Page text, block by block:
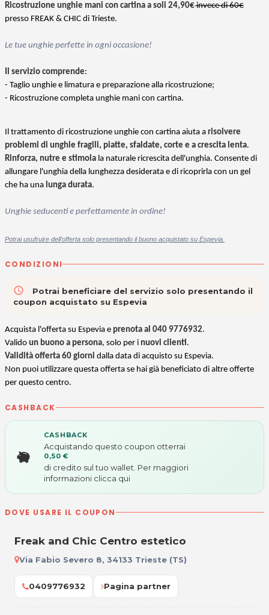
Ricostruzione unghie mani con cartina a soli 24,90€ invece di 60€
presso FREAK & CHIC di Trieste.
Le tue unghie perfette in ogni occasione!
Il servizio comprende:
- Taglio unghie e limatura e preparazione alla ricostruzione;
- Ricostruzione completa unghie mani con cartina.
Il trattamento di ricostruzione unghie con cartina aiuta a risolvere
problemi di unghie fragili, piatte, sfaldate, corte e a crescita lenta.
Rinforza, nutre e stimola la naturale ricrescita dell'unghia. Consente di
allungare l'unghia della lunghezza desiderata e di ricoprirla con un gel
che ha una lunga durata.
Unghie seducenti e perfettamente in ordine!
Potrai usufruire dell'offerta solo presentando il buono acquistato su Espevia.
CONDIZIONI
access_time
Potrai beneficiare del servizio solo presentando il
coupon acquistato su Espevia
Acquista l'offerta su Espevia e prenota al 040 9776932.
Valido un buono a persona, solo per i nuovi clienti.
Validità offerta 60 giorni dalla data di acquisto su Espevia.
Non puoi utilizzare questa offerta se hai già beneficiato di altre offerte
per questo centro.
CASHBACK
CASHBACK
Acquistando questo coupon otterrai
0,50 €
di credito sul tuo wallet. Per maggiori
informazioni clicca qui
DOVE USARE IL COUPON
Freak and Chic Centro estetico
Via Fabio Severo 8, 34133 Trieste (TS)
0409776932 Pagina partner